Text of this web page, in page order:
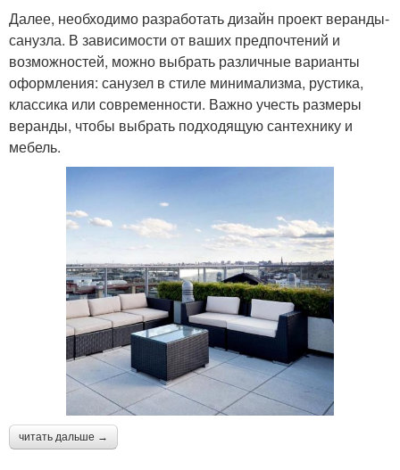
Далее, необходимо разработать дизайн проект веранды-
санузла. В зависимости от ваших предпочтений и
возможностей, можно выбрать различные варианты
оформления: санузел в стиле минимализма, рустика,
классика или современности. Важно учесть размеры
веранды, чтобы выбрать подходящую сантехнику и
мебель.
читать дальше →